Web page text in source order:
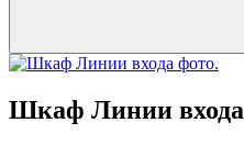
Шкаф Линии входа